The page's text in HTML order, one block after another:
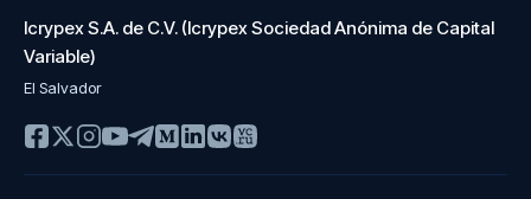
Icrypex S.A. de C.V. (Icrypex Sociedad Anónima de Capital
Variable)
El Salvador